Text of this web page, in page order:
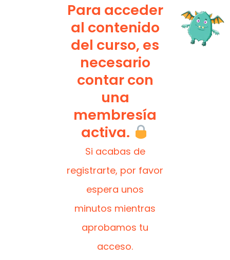
Para acceder
al contenido
del curso, es
necesario
contar con
una
membresía
activa.
Si acabas de
registrarte, por favor
espera unos
minutos mientras
aprobamos tu
acceso.